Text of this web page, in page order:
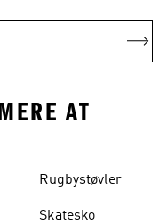
AT
Rugbystøvler
Skatesko